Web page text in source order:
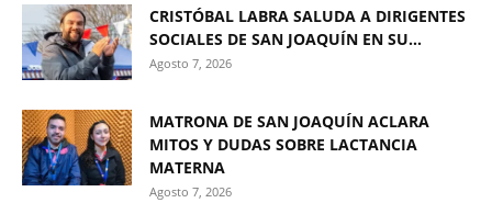
CRISTÓBAL LABRA SALUDA A DIRIGENTES
SOCIALES DE SAN JOAQUÍN EN SU...
Agosto 7, 2026
MATRONA DE SAN JOAQUÍN ACLARA
MITOS Y DUDAS SOBRE LACTANCIA
MATERNA
Agosto 7, 2026